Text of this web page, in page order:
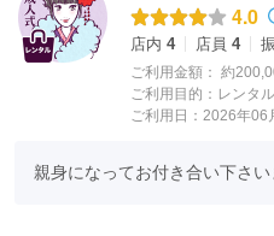
4.0
店内 4 店員 4
ご利用金額： 約
ご利用目的： レンタ
ご利用日：2026年06
親身になってお付き合い下さい